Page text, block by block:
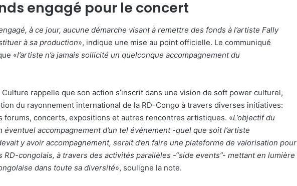
engagé pour le concert
à ce jour, aucune démarche visant à remettre des fonds à l’artiste Fally
à sa production», indique une mise au point officielle. Le communiqué
«l’artiste n’a jamais sollicité un quelconque accompagnement du
rappelle que son action s’inscrit dans une vision de soft power culturel,
du rayonnement international de la RD-Congo à travers diverses initiatives:
forums, concerts, expositions et autres rencontres artistiques. «L’objectif du
éventuel accompagnement d’un tel événement -quel que soit l’artiste
y avoir accompagnement, serait d’en faire une plateforme de valorisation pour
RD-congolais, à travers des activités parallèles -“side events”- mettant en lumière
dans toute sa diversité», souligne la note.